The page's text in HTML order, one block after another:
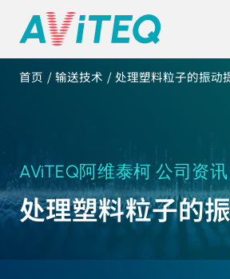
首页 输送技术 处理塑料粒子的振动
AViTEQ阿维泰柯 公司资讯
处理塑料粒子的